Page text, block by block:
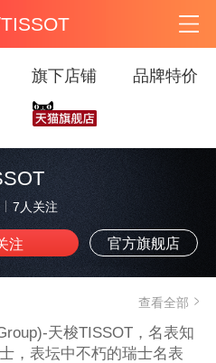
旗下店铺 品牌特价
7 人关注
官方旗舰店
查看全部
天梭TISSOT，名表知
，表坛中不朽的瑞士名表